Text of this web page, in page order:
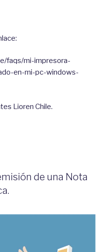
faqs/mi-impresora-
en-mi-pc-windows-
Lioren Chile.
de una Nota